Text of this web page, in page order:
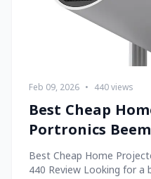
Feb 09, 2026 • 440 views
Best Cheap
Portronics
Best Cheap Home
440 Review